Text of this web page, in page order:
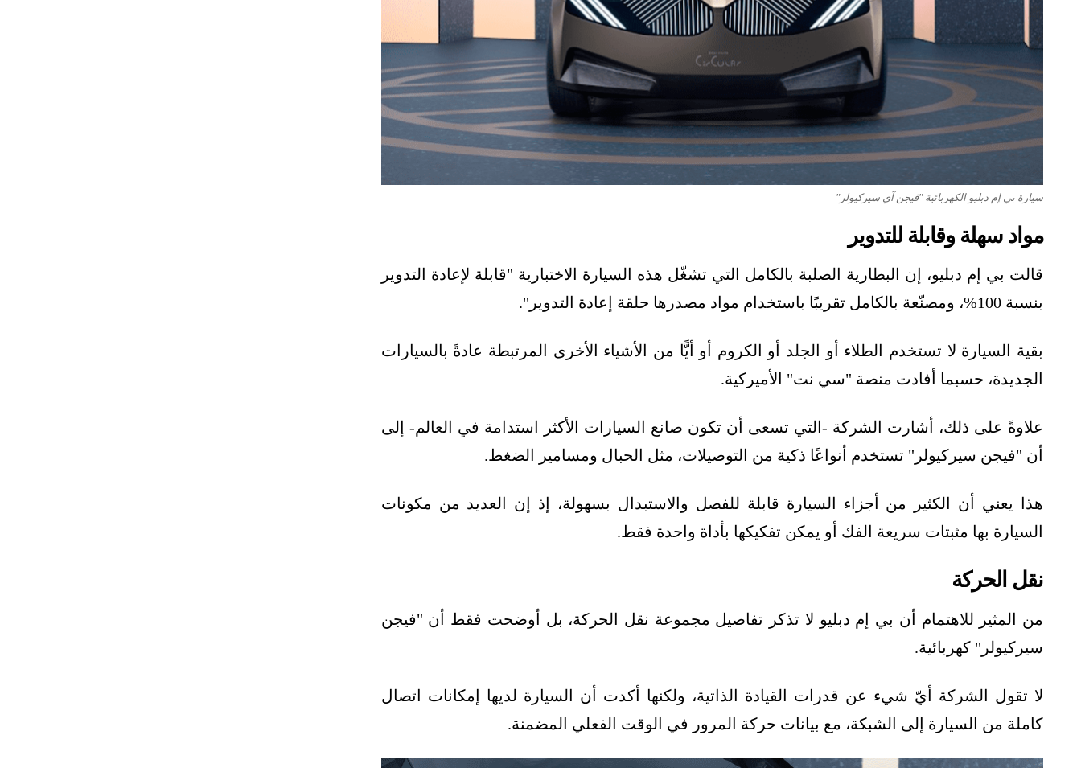
سيارة بي إم دبليو الكهربائية "فيجن آي سيركيولر"
مواد سهلة وقابلة للتدوير
قالت بي إم دبليو، إن البطارية الصلبة بالكامل التي تشغّل هذه السيارة الاختبارية "قابلة لإعادة التدوير
بنسبة 100%، ومصنّعة بالكامل تقريبًا باستخدام مواد مصدرها حلقة إعادة التدوير".
بقية السيارة لا تستخدم الطلاء أو الجلد أو الكروم أو أيًّا من الأشياء الأخرى المرتبطة عادةً بالسيارات
الجديدة، حسبما أفادت منصة "سي نت" الأميركية.
علاوةً على ذلك، أشارت الشركة -التي تسعى أن تكون صانع السيارات الأكثر استدامة في العالم- إلى
أن "فيجن سيركيولر" تستخدم أنواعًا ذكية من التوصيلات، مثل الحبال ومسامير الضغط.
هذا يعني أن الكثير من أجزاء السيارة قابلة للفصل والاستبدال بسهولة، إذ إن العديد من مكونات
السيارة بها مثبتات سريعة الفك أو يمكن تفكيكها بأداة واحدة فقط.
نقل الحركة
من المثير للاهتمام أن بي إم دبليو لا تذكر تفاصيل مجموعة نقل الحركة، بل أوضحت فقط أن "فيجن
سيركيولر" كهربائية.
لا تقول الشركة أيّ شيء عن قدرات القيادة الذاتية، ولكنها أكدت أن السيارة لديها إمكانات اتصال
كاملة من السيارة إلى الشبكة، مع بيانات حركة المرور في الوقت الفعلي المضمنة.